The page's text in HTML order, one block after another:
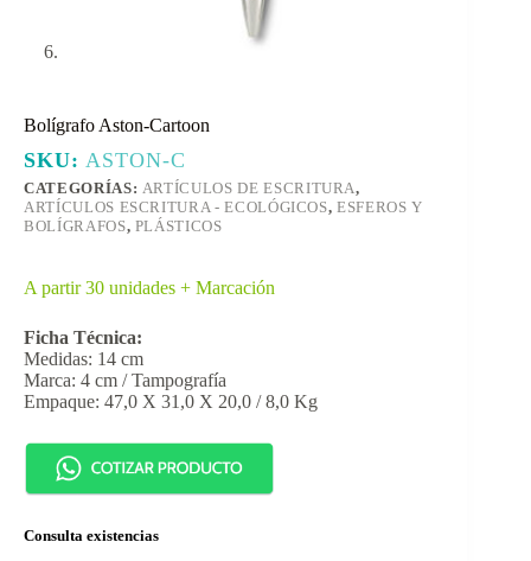
Bolígrafo Aston-Cartoon
SKU:ASTON-C
CATEGORÍAS: ARTÍCULOS DE ESCRITURA,
ARTÍCULOS ESCRITURA - ECOLÓGICOS,ESFEROS Y
BOLÍGRAFOS, PLÁSTICOS
A partir 30 unidades + Marcación
Ficha Técnica:
Medidas: 14 cm
Marca: 4 cm / Tampografía
Empaque: 47,0 X 31,0 X 20,0 / 8,0 Kg
Consulta existencias